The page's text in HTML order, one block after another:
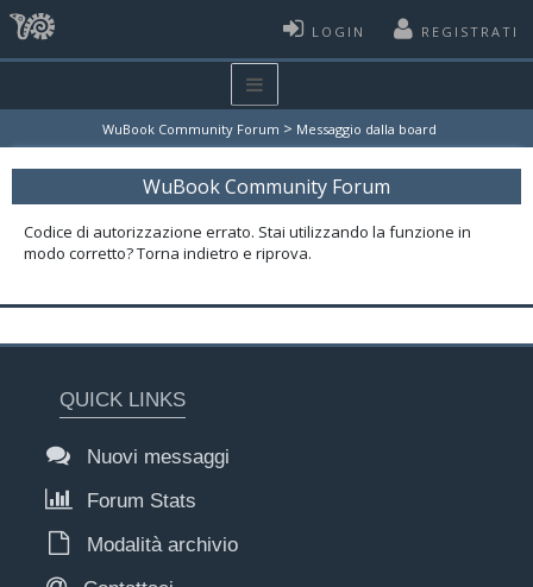
LOGIN REGISTRATI
WuBook Community Forum > Messaggio dalla board
WuBook Community Forum
Codice di autorizzazione errato. Stai utilizzando la funzione in
modo corretto? Torna indietro e riprova.
QUICK LINKS
Nuovi messaggi
Forum Stats
Modalità archivio